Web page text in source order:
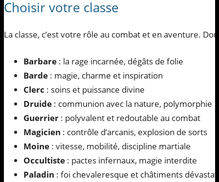
Choisir votre classe
La classe, c’est votre rôle au combat et en aventure.
Barbare : la rage incarnée, dégâts de folie
Barde : magie, charme et inspiration
Clerc : soins et puissance divine
Druide : communion avec la nature, polymorphie
Guerrier : polyvalent et redoutable au combat
Magicien : contrôle d’arcanis, explosion de sorts
Moine : vitesse, mobilité, discipline martiale
Occultiste : pactes infernaux, magie interdite
Paladin : foi chevaleresque et châtiments